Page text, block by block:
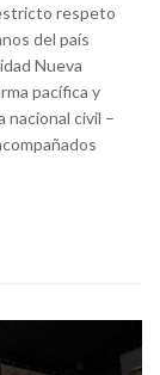
respeto
del país
Nueva
pacífica y
nacional civil –